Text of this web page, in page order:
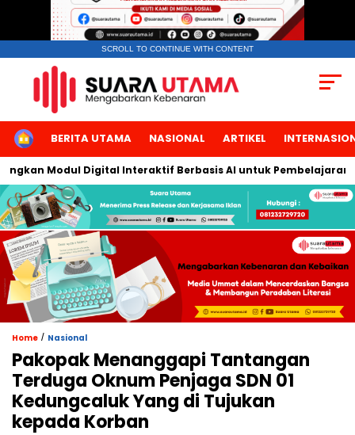
SCROLL TO CONTINUE WITH CONTENT
HOMEBERITA UTAMA NASIONAL ARTIKEL
Modul Digital Interaktif Berbasis AI untuk Pembelajaran
Home / Nasional
Pakopak Menanggapi Tantangan
Terduga Oknum Penjaga SDN 01
Kedungcaluk Yang di Tujukan
kepada Korban